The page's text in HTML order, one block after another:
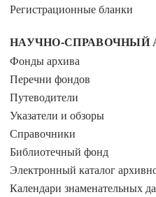
Регистрационные бланки
НАУЧНО-СПРАВОЧНЫЙ
Фонды архива
Перечни фондов
Путеводители
Указатели и обзоры
Справочники
Библиотечный фонд
Электронный каталог
Календари знаменательных